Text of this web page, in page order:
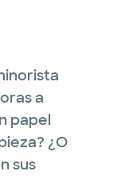
a
papel
¿O
sus